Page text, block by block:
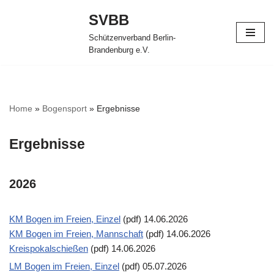
SVBB
Schützenverband Berlin-
Brandenburg e.V.
Home » Bogensport » Ergebnisse
Ergebnisse
2026
KM Bogen im Freien, Einzel (pdf) 14.06.2026
KM Bogen im Freien, Mannschaft (pdf) 14.06.2026
Kreispokalschießen (pdf) 14.06.2026
LM Bogen im Freien, Einzel (pdf) 05.07.2026